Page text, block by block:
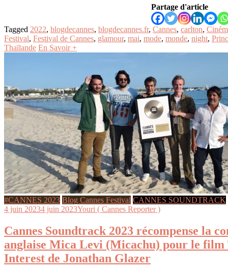
Partage d'article
Tagged 2022, blogdecannes, blogdecannes.fr, Cannes, carlton,
Festival, Festival de Cannes, glamour, mai, mode, monde, night,
Thaïlande En Savoir +
#CANNES 2023 Blog Cannes Festival CANNES SOUNDTRACK
4 juin 20234 juin 2023Youri ( Cannes Reporter )
Cannes Soundtrack 2023 récompense la
anglaise Mica Levi (Micachu) pour le film
Interest de Jonathan Glazer